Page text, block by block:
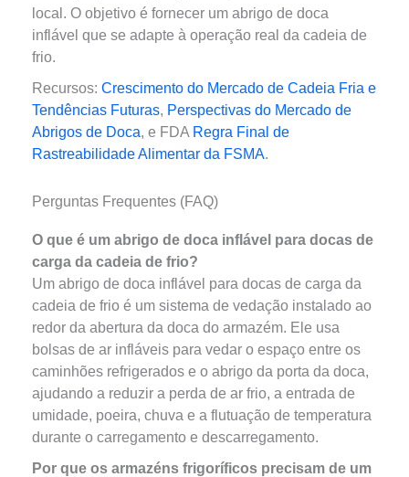
local. O objetivo é fornecer um abrigo de doca
inflável que se adapte à operação real da cadeia de
frio.
Recursos: Crescimento do Mercado de Cadeia Fria e
Tendências Futuras, Perspectivas do Mercado de
Abrigos de Doca, e FDA Regra Final de
Rastreabilidade Alimentar da FSMA.
Perguntas Frequentes (FAQ)
O que é um abrigo de doca inflável para docas de
carga da cadeia de frio?
Um abrigo de doca inflável para docas de carga da
cadeia de frio é um sistema de vedação instalado ao
redor da abertura da doca do armazém. Ele usa
bolsas de ar infláveis para vedar o espaço entre os
caminhões refrigerados e o abrigo da porta da doca,
ajudando a reduzir a perda de ar frio, a entrada de
umidade, poeira, chuva e a flutuação de temperatura
durante o carregamento e descarregamento.
Por que os armazéns frigoríficos precisam de um